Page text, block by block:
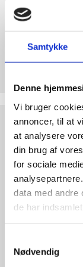
Samtykke
Denne
Vi bruger
annoncer, til at
at analysere
din brug af
for sociale
data med andre
de har
Nødvendig
2.8:
3.0:
Nyheder
4.0:
Webshop
Støt Retten
Test
dine
argumenter